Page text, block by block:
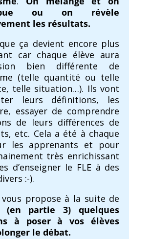
ou on révèle
les résultats.
ça devient encore plus
car chaque élève aura
bien différente de
(telle quantité ou telle
telle situation…). Ils vont
leurs définitions, les
essayer de comprendre
de leurs différences de
etc. Cela a été à chaque
les apprenants et pour
très enrichissant
d’enseigner le FLE à des
:-).
vous propose à la suite de
(en partie 3) quelques
à poser à vos élèves
le débat.